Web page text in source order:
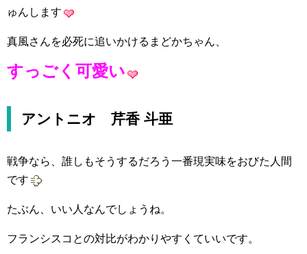
ゅんします
真風さんを必死に追いかけるまどかちゃん、
すっごく可愛い
アントニオ 芹香 斗亜
戦争なら、誰しもそうするだろう一番現実味をおびた人間
です
たぶん、いい人なんでしょうね。
フランシスコとの対比がわかりやすくていいです。